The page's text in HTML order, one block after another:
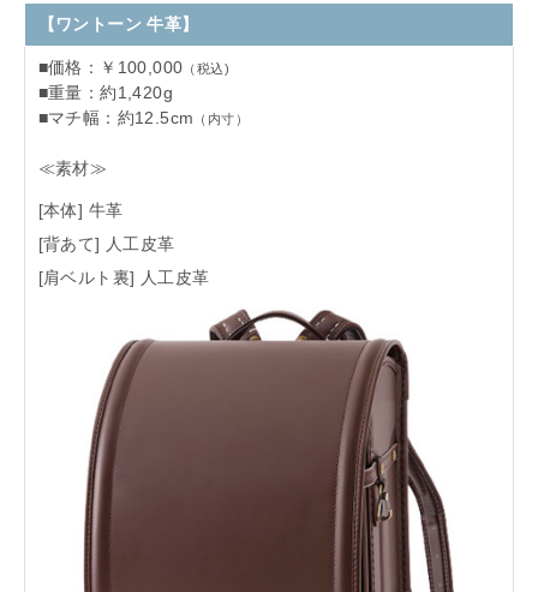
【ワントーン 牛革】
■価格：￥100,000 （税込)
■重量：約1,420g
■マチ幅：約12.5cm
（内寸）
≪素材≫
[本体] 牛革
[背あて] 人工皮革
[肩ベルト裏] 人工皮革